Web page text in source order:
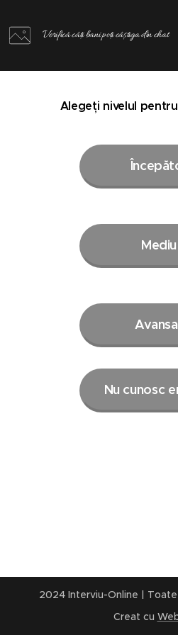
Verifică câți bani poți câștiga din chat
Alegeți nivelul
Mediu
Nu cunosc
2024 Interviu-Online |
Creat cu